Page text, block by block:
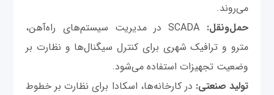
می‌روند.
حمل‌ونقل:
SCADA در مدیریت سیستم‌های راه‌آهن،
مترو و ترافیک شهری برای کنترل سیگنال‌ها و نظارت بر
وضعیت تجهیزات استفاده می‌شود.
تولید صنعتی: در کارخانه‌ها، اسکادا برای نظارت بر خطوط